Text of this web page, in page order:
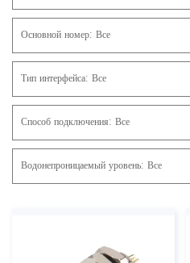
Основной номер: Все
Тип интерфейса: Все
Способ подключения: Все
Водонепроницаемый уровень: Все